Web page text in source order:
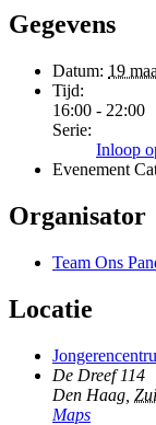
Gegevens
Datum: 19
Tijd:
16:00 - 22:00
Serie:
Inloop
Evenement
Organisator
Team Ons
Locatie
De Dreef 114
Den Haag
Maps